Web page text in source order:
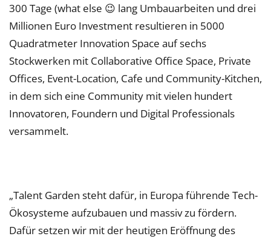
300 Tage (what else 😉 lang Umbauarbeiten und drei
Millionen Euro Investment resultieren in 5000
Quadratmeter Innovation Space auf sechs
Stockwerken mit Collaborative Office Space, Private
Offices, Event-Location, Cafe und Community-Kitchen,
in dem sich eine Community mit vielen hundert
Innovatoren, Foundern und Digital Professionals
versammelt.
„Talent Garden steht dafür, in Europa führende Tech-
Ökosysteme aufzubauen und massiv zu fördern.
Dafür setzen wir mit der heutigen Eröffnung des